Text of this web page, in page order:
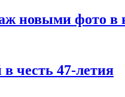
новыми фото в
честь 47-летия